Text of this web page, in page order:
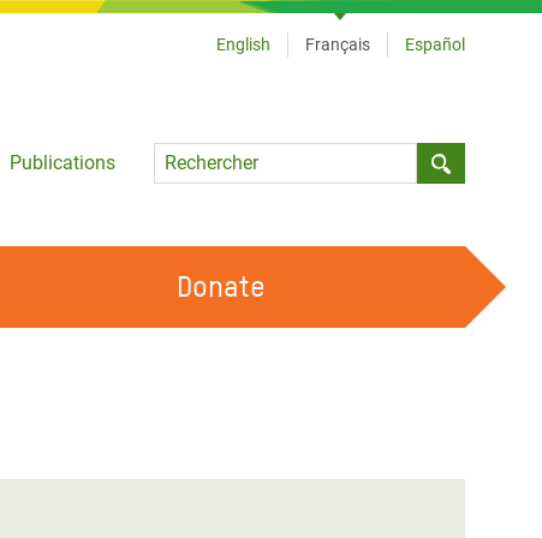
Publications
Language
English Français Español
Donate